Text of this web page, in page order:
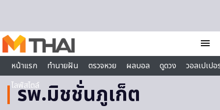
menu
หน้าแรก
ทำนายฝัน ตรวจหวย ผลบอล ดูดวง
วอลเปเป
ไลฟ์สไตล์
รพ.มิชชั่นภูเก็ต